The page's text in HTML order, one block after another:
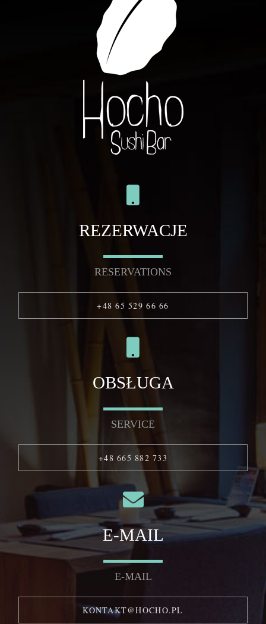
REZERWACJE
RESERVATIONS
+48 65 529 66 66
OBSŁUGA
SERVICE
+48 665 882 733
E-MAIL
E-MAIL
KONTAKT@HOCHO.PL